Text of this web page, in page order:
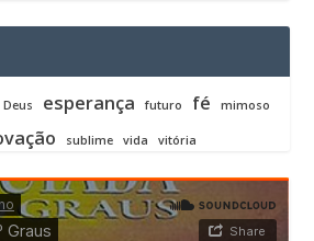
Deus esperança futuro fé mimoso
sublime vida vitória